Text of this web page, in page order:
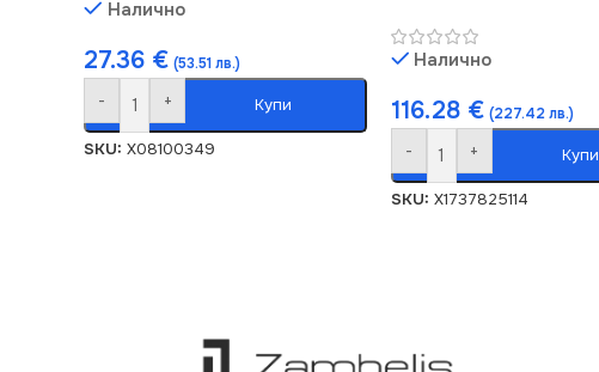
Налично
27.36 € (53.51 лв.)
- + Купи
SKU: X08100349
Налично
116.28 € (227.42 лв.)
- + Купи
SKU: X1737825114